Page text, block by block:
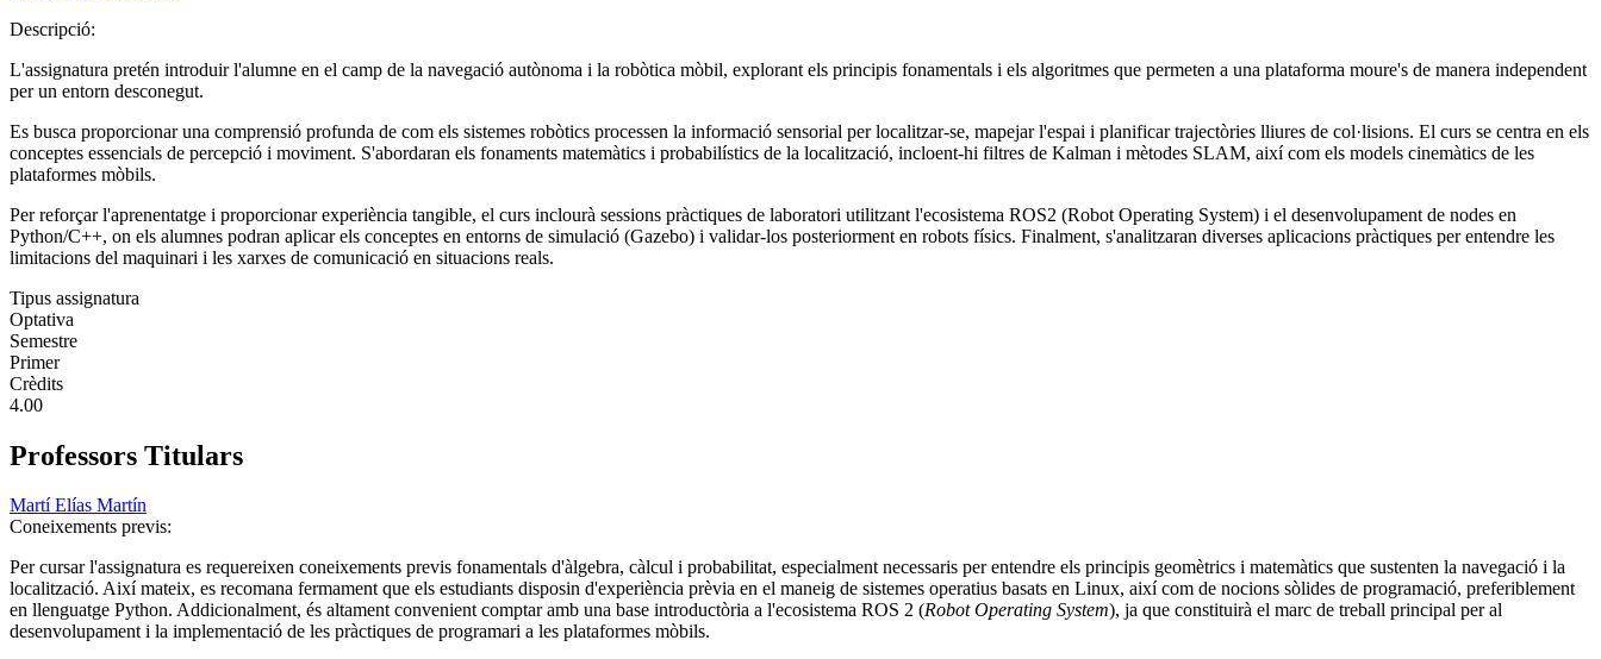
Descripció:
L'assignatura pretén introduir l'alumne en el camp de la navegació autònoma i la robòtica mòbil, explorant els principis fonamentals i els algoritmes que permeten a una plataforma moure's de manera independent
per un entorn desconegut.
Es busca proporcionar una comprensió profunda de com els sistemes robòtics processen la informació sensorial per localitzar-se, mapejar l'espai i planificar trajectòries lliures de col·lisions. El curs se centra en els
conceptes essencials de percepció i moviment. S'abordaran els fonaments matemàtics i probabilístics de la localització, incloent-hi filtres de Kalman i mètodes SLAM, així com els models cinemàtics de les
plataformes mòbils.
Per reforçar l'aprenentatge i proporcionar experiència tangible, el curs inclourà sessions pràctiques de laboratori utilitzant l'ecosistema ROS2 (Robot Operating System) i el desenvolupament de nodes en
Python/C++, on els alumnes podran aplicar els conceptes en entorns de simulació (Gazebo) i validar-los posteriorment en robots físics. Finalment, s'analitzaran diverses aplicacions pràctiques per entendre les
limitacions del maquinari i les xarxes de comunicació en situacions reals.
Tipus assignatura
Optativa
Semestre
Primer
Crèdits
4.00
Professors Titulars
Martí Elías Martín
Coneixements previs:
Per cursar l'assignatura es requereixen coneixements previs fonamentals d'àlgebra, càlcul i probabilitat, especialment necessaris per entendre els principis geomètrics i matemàtics que sustenten la navegació i la
localització. Així mateix, es recomana fermament que els estudiants disposin d'experiència prèvia en el maneig de sistemes operatius basats en Linux, així com de nocions sòlides de programació, preferiblement
en llenguatge Python. Addicionalment, és altament convenient comptar amb una base introductòria a l'ecosistema ROS 2 (Robot Operating System), ja que constituirà el marc de treball principal per al
desenvolupament i la implementació de les pràctiques de programari a les plataformes mòbils.